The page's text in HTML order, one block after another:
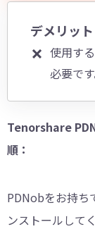
デメリット
使用す
必要です
Tenorshare
順：
PDNobをお持ち
ンストールして